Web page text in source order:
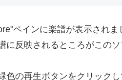
ペインに楽譜が表示され
に反映されるところがこの
色の再生ボタンをクリック